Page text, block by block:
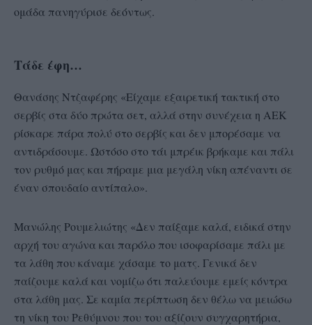
ομάδα πανηγύρισε δεόντως.
Τάδε έφη…
Θανάσης Ντζαφέρης «Είχαμε εξαιρετική τακτική στο
σερβίς στα δύο πρώτα σετ, αλλά στην συνέχεια η ΑΕΚ
ρίσκαρε πάρα πολύ στο σερβίς και δεν μπορέσαμε να
αντιδράσουμε. Ωστόσο στο τάι μπρέικ βρήκαμε και πάλι
τον ρυθμό μας και πήραμε μια μεγάλη νίκη απέναντι σε
έναν σπουδαίο αντίπαλο».
Μανώλης Ρουμελιώτης «Δεν παίξαμε καλά, ειδικά στην
αρχή του αγώνα και παρόλο που ισοφαρίσαμε πάλι με
τα λάθη που κάναμε χάσαμε το ματς. Γενικά δεν
παίζουμε καλά και νομίζω ότι παλεύουμε εμείς κόντρα
στα λάθη μας. Σε καμία περίπτωση δεν θέλω να μειώσω
τη νίκη του Ρεθύμνου που του αξίζουν συγχαρητήρια,